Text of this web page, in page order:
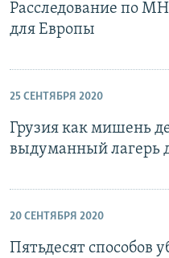
Расследование по
для Европы
25 СЕНТЯБРЯ 2020
Грузия как мишень
выдуманный лагерь
20 СЕНТЯБРЯ 2020
Пятьдесят способов